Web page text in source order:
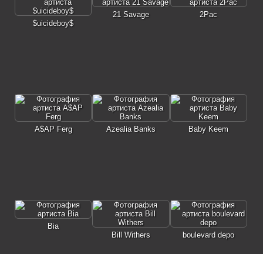
$uicideboy$
21 Savage 2Pac
A$AP Ferg Azealia Banks Baby Keem
Bia
Bill Withers
boulevard depo